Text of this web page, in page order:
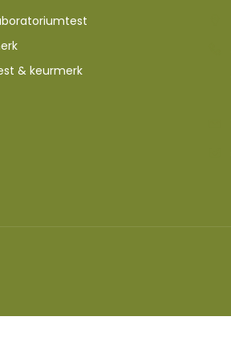
& keurmerk